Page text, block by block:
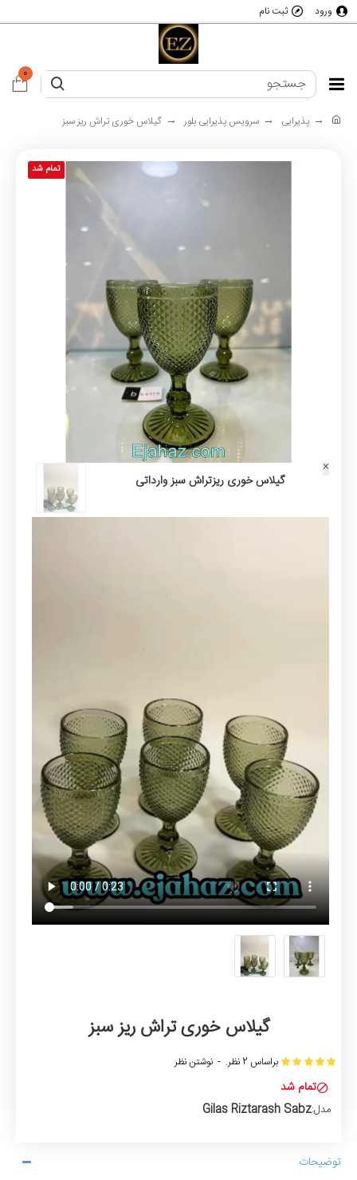
ورود ثبت نام
0
پذیرایی سرویس پذیرایی بلور گیلاس خوری تراش ریز سبز
تمام شد
×
گیلاس خوری ریزتراش سبز وارداتی
گیلاس خوری تراش ریز سبز
تمام شد
مدل:Gilas Riztarash Sabz
براساس 2 نظر. - نوشتن نظر
توضیحات